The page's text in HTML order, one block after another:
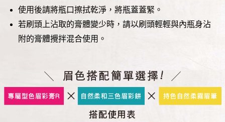
使用後請將瓶口擦拭乾淨，將瓶蓋蓋緊。
若刷頭上沾取的膏體變少時，請以刷頭輕輕與內瓶身沾
附的膏體攪拌混合使用。